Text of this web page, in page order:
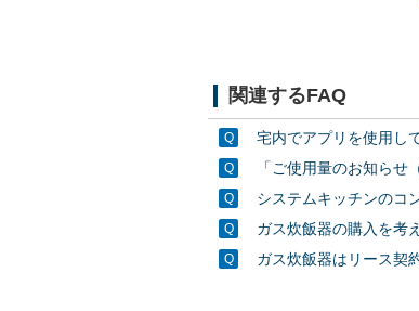
関連するFAQ
宅内でアプリを使用し
「ご使用量のお知ら
システムキッチンのコ
ガス炊飯器の購入を考
ガス炊飯器はリース契